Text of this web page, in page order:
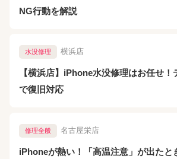
NG行動を解説
水没修理 横浜店
【横浜店】iPhone水没修理はお任せ！
で復旧対応
修理全般 名古屋栄店
iPhoneが熱い！「高温注意」が出たと